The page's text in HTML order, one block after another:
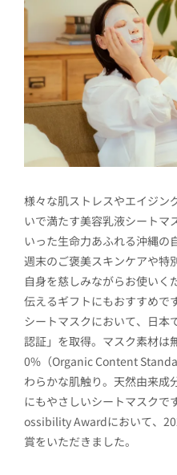
様々な肌ストレスやエイジン
いで満たす美容乳液シートマ
いった生命力あふれる沖縄の
週末のご褒美スキンケアや特
自身を慈しみながらお使いく
伝えるギフトにもおすすめです
シートマスクにおいて、日本
認証」を取得。マスク素材は
0%（Organic Content
わらかな肌触り。天然由来成
にもやさしいシートマスク
ossibility Awardにおいて、
賞をいただきました。